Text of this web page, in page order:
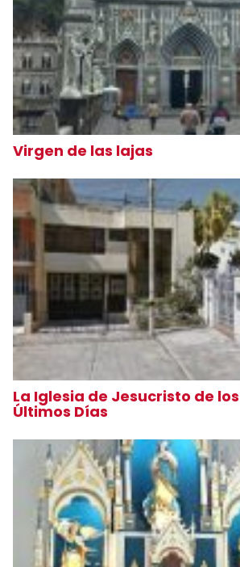
Virgen de las lajas
La Iglesia de Jesucristo de
Últimos Días